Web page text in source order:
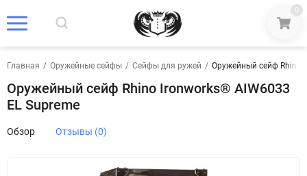
0
Главная / Оружейные сейфы / Сейфы для ружей / Оружейный сейф Rhino
Оружейный сейф Rhino Ironworks® AIW6033
EL Supreme
Обзор Отзывы (0)